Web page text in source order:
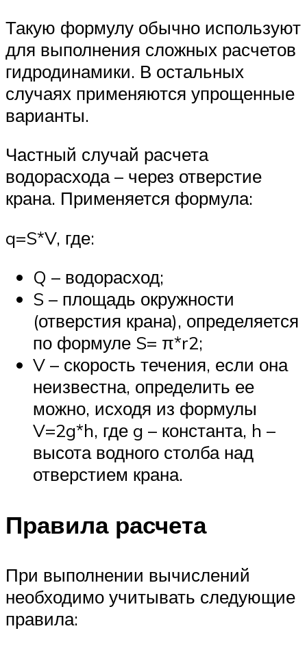
Такую формулу обычно используют
для выполнения сложных расчетов
гидродинамики. В остальных
случаях применяются упрощенные
варианты.
Частный случай расчета
водорасхода – через отверстие
крана. Применяется формула:
q=S*V, где:
Q – водорасход;
S – площадь окружности
(отверстия крана), определяется
по формуле S= π*r2;
V – скорость течения, если она
неизвестна, определить ее
можно, исходя из формулы
V=2g*h, где g – константа, h –
высота водного столба над
отверстием крана.
Правила расчета
При выполнении вычислений
необходимо учитывать следующие
правила: